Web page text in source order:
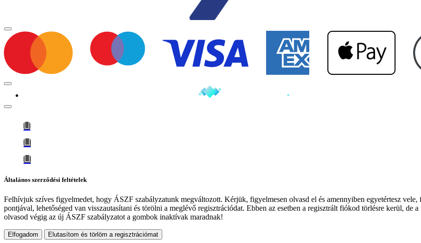
Általános szerződési feltételek
Felhívjuk szíves figyelmedet, hogy ÁSZF szabályzatunk megváltozott. Kérjük, figyelmesen olvasd el és amennyiben egyetértesz
pontjával, lehetőséged van visszautasítani és törölni a meglévő regisztrációdat. Ebben az esetben a regisztrált fiókod törlésre kerül, de
olvasod végig az új ÁSZF szabályzatot a gombok inaktívak maradnak!
Elfogadom Elutasítom és törlöm a regisztrációmat